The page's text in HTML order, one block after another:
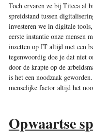
Toch ervaren ze bij Titeca al
spreidstand tussen
investeren we in digitale
eerste instantie onze mensen
inzetten op IT altijd met een
tegenwoordig doe je dat niet
door de krapte op de
is het een noodzaak
menselijke factor altijd het
Opwaartse